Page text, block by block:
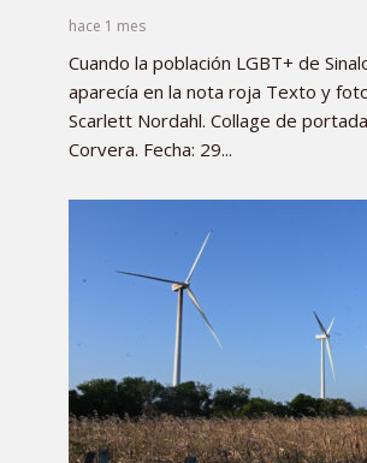
hace 1 mes
Cuando la población LGBT+ de
aparecía en la nota roja Texto y
Scarlett Nordahl. Collage de
Corvera. Fecha: 29...